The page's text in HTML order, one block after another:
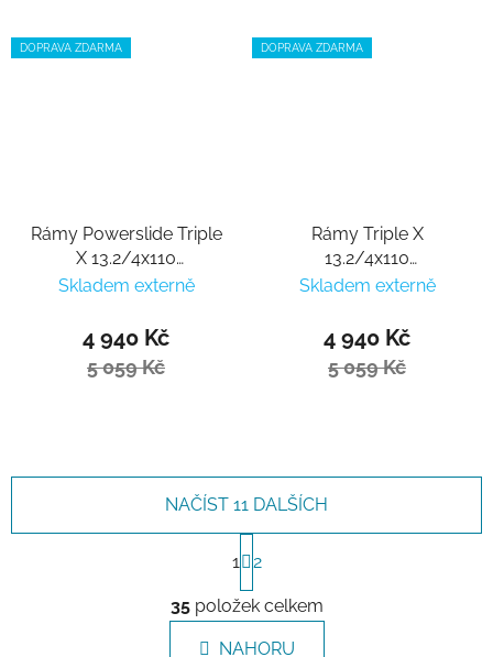
DOPRAVA ZDARMA
Rámy Powerslide Triple
X 13.2/4x110
Black/Grey 195
Skladem externě
4 940 Kč
5 059 Kč
DOPRAVA ZDARMA
Rámy Triple X
13.2/4x110
Titanium/Blue 195
Skladem externě
4 940 Kč
5 059 Kč
Ovládací prvky výpisu
NAČÍST 11 DALŠÍCH
1 2
35položek celkem
NAHORU